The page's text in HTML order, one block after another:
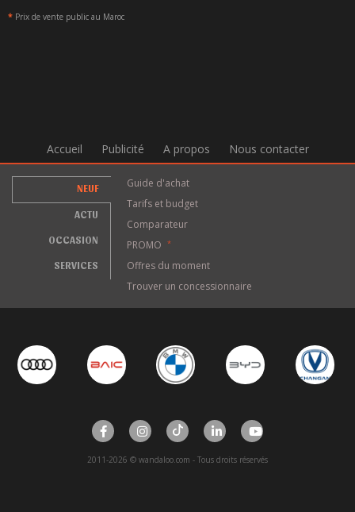
* Prix de vente public au Maroc
Accueil Publicité A propos Nous contacter
NEUF
ACTU
OCCASION
SERVICES
Guide d'achat
Tarifs et budget
Comparateur
PROMO
*
Offres du moment
Trouver un concessionnaire
2011-2026 © wandaloo.com - Tous droits réservés